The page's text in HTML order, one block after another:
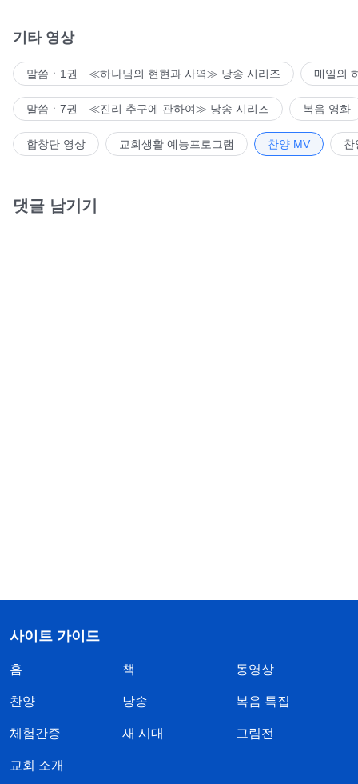
기타 영상
말씀ㆍ1권 ≪하나님의 현현과 사역≫ 낭송 시리즈 매일의
말씀ㆍ7권 ≪진리 추구에 관하여≫ 낭송 시리즈 복음 영화
합창단 영상 교회생활 예능프로그램 찬양 MV 찬
댓글 남기기
사이트 가이드
홈 책 동영상
찬양 낭송 복음 특집
체험간증 새 시대 그림전
교회 소개